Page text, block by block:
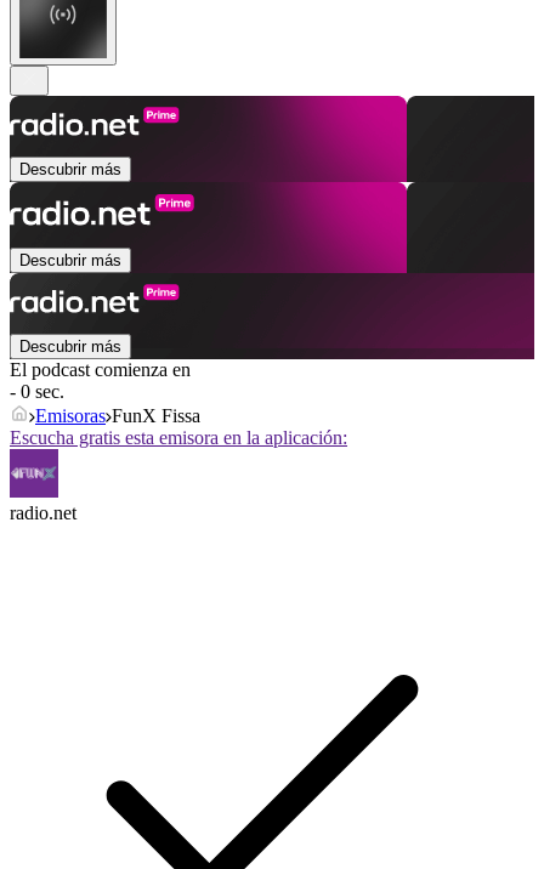
Descubrir más
Descubrir más
Descubrir más
El podcast comienza en
- 0 sec.
Emisoras FunX Fissa
Escucha gratis esta emisora en la aplicación:
radio.net